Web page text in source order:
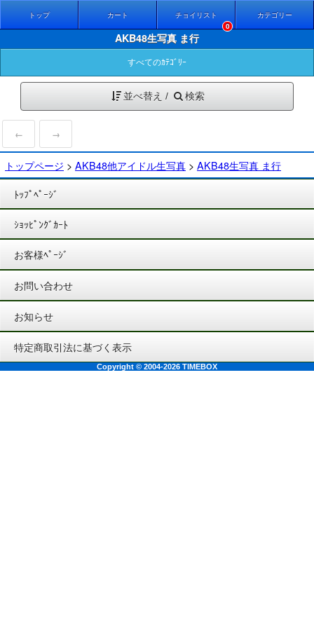
トップ カート
チョイリスト
0
カテゴリー
AKB48生写真 ま行
すべてのｶﾃｺﾞﾘｰ
並べ替え / 検索
← →
トップページ > AKB48他アイドル生写真 > AKB48生写真 ま行
ﾄｯﾌﾟﾍﾟｰｼﾞ
ｼｮｯﾋﾟﾝｸﾞｶｰﾄ
お客様ﾍﾟｰｼﾞ
お問い合わせ
お知らせ
特定商取引法に基づく表示
Copyright © 2004-2026 TIMEBOX